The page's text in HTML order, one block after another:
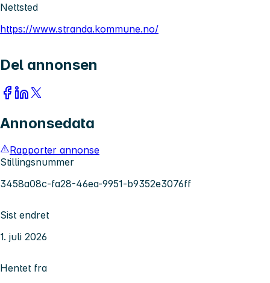
Nettsted
https://www.stranda.kommune.no/
Del annonsen
Annonsedata
Rapporter annonse
Stillingsnummer
3458a08c-fa28-46ea-9951-b9352e3076ff
Sist endret
1. juli 2026
Hentet fra